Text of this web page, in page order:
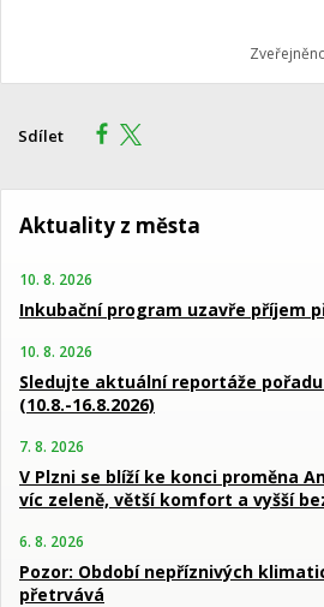
Sdílet
Aktuality z města
10. 8. 2026
Inkubační program uzavře příjem
10. 8. 2026
Sledujte aktuální reportáže
(10.8.-16.8.2026)
7. 8. 2026
V Plzni se blíží ke konci proměna
víc zeleně, větší komfort a vyšší
6. 8. 2026
Pozor: Období nepříznivých
přetrvává